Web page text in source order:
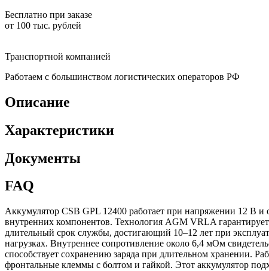
Бесплатно при заказе
от 100 тыс. рублей
Транспортной компанией
Работаем с большинством логистических операторов РФ
Описание
Характеристики
Документы
FAQ
Аккумулятор CSB GPL 12400 работает при напряжении 12 В
внутренних компонентов. Технология AGM VRLA
длительный срок службы, достигающий 10–12 лет при
нагрузках. Внутреннее сопротивление около 6,4 мОм
способствует сохранению заряда при длительном хранении.
фронтальные клеммы с болтом и гайкой. Этот аккумулятор